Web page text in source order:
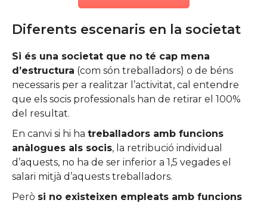
Diferents escenaris en la societat
Si és una societat que no té cap mena
d’estructura (com són treballadors) o de béns
necessaris per a realitzar l’activitat, cal entendre
que els socis professionals han de retirar el 100%
del resultat.
En canvi si hi ha treballadors amb funcions
anàlogues als socis, la retribució individual
d’aquests, no ha de ser inferior a 1,5 vegades el
salari mitjà d’aquests treballadors.
Però si no existeixen empleats amb funcions